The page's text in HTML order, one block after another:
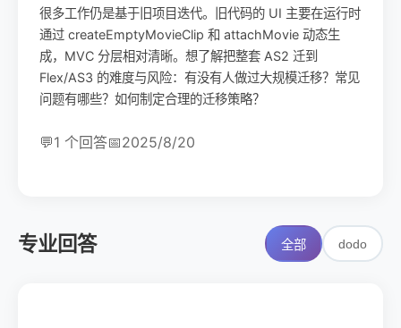
很多工作仍是基于旧项目迭代。旧代码的 UI 主要在运行时
通过 createEmptyMovieClip 和 attachMovie 动态生
成，MVC 分层相对清晰。想了解把整套 AS2 迁到
Flex/AS3 的难度与风险：有没有人做过大规模迁移？常见
问题有哪些？如何制定合理的迁移策略？
💬1 个回答📅2025/8/20
专业回答 全部 dodo